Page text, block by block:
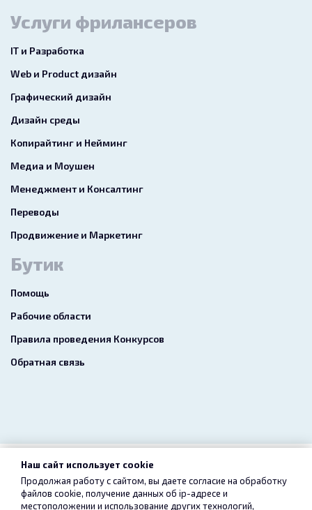
Услуги фрилансеров
IT и Разработка
Web и Product дизайн
Графический дизайн
Дизайн среды
Копирайтинг и Нейминг
Медиа и Моушен
Менеджмент и Консалтинг
Переводы
Продвижение и Маркетинг
Бутик
Помощь
Рабочие области
Правила проведения Конкурсов
Обратная связь
2026 freelance.boutique
Пользовательское соглашение Конфиденциальность
Наш сайт использует cookie
Продолжая работу с сайтом, вы даете согласие на обработку
файлов cookie, получение данных об ip-адресе и
местоположении и использование других технологий,